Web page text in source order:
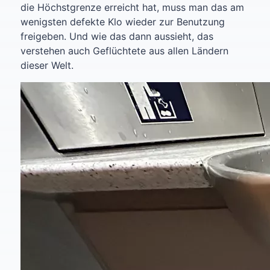
die Höchstgrenze erreicht hat, muss man das am
wenigsten defekte Klo wieder zur Benutzung
freigeben. Und wie das dann aussieht, das
verstehen auch Geflüchtete aus allen Ländern
dieser Welt.